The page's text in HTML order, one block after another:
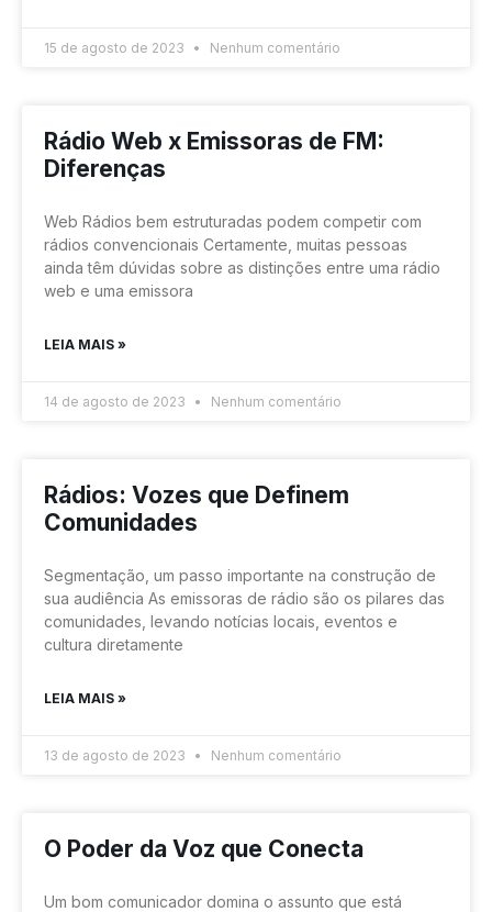
15 de agosto de 2023 Nenhum comentário
Rádio Web x Emissoras de FM:
Diferenças
Web Rádios bem estruturadas podem competir com
rádios convencionais Certamente, muitas pessoas
ainda têm dúvidas sobre as distinções entre uma rádio
web e uma emissora
LEIA MAIS »
14 de agosto de 2023 Nenhum comentário
Rádios: Vozes que Definem
Comunidades
Segmentação, um passo importante na construção de
sua audiência As emissoras de rádio são os pilares das
comunidades, levando notícias locais, eventos e
cultura diretamente
LEIA MAIS »
13 de agosto de 2023 Nenhum comentário
O Poder da Voz que Conecta
Um bom comunicador domina o assunto que está